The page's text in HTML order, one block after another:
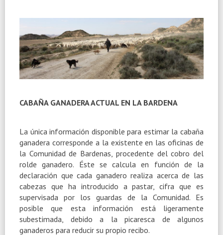
CABAÑA GANADERA ACTUAL EN LA BARDENA
La única información disponible para estimar la cabaña
ganadera corresponde a la existente en las oficinas de
la Comunidad de Bardenas, procedente del cobro del
rolde ganadero. Éste se calcula en función de la
declaración que cada ganadero realiza acerca de las
cabezas que ha introducido a pastar, cifra que es
supervisada por los guardas de la Comunidad. Es
posible que esta información está ligeramente
subestimada, debido a la picaresca de algunos
ganaderos para reducir su propio recibo.